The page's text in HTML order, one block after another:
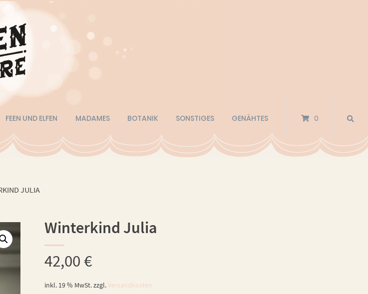
FEEN UND ELFEN MADAMES BOTANIK SONSTIGES GENÄHTES 0
JULIA
Winterkind Julia
42,00€
inkl. 19 % MwSt.zzgl.Versandkosten